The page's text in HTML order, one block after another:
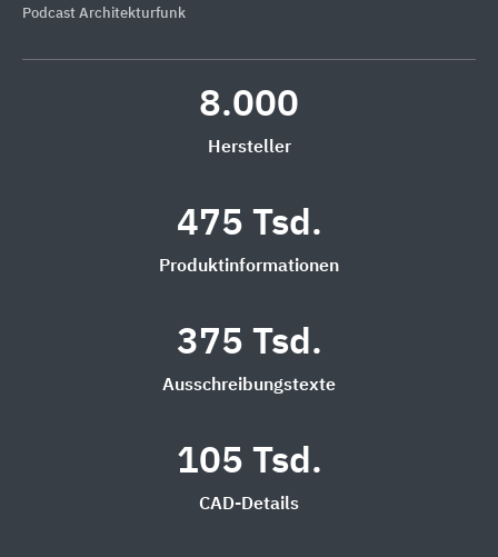
Podcast Architekturfunk
8.000
Hersteller
475 Tsd.
Produktinformationen
375 Tsd.
Ausschreibungstexte
105 Tsd.
CAD-Details